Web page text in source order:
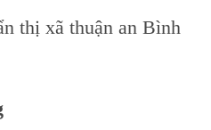
thị xã thuận an Bình